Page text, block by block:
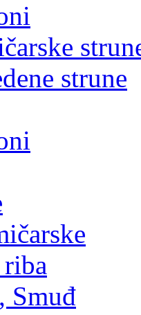
strune
Smuđ